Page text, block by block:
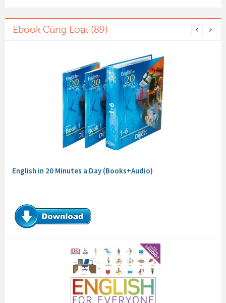
Ebook Cùng Loại (89)
English in 20 Minutes a Day (Books+Audio)